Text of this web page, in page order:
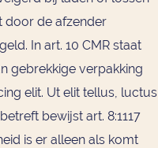
door de afzender
In art. 10 CMR staat
gebrekkige verpakking
elit. Ut elit tellus, luctus
bewijst art. 8:1117
is er alleen als komt